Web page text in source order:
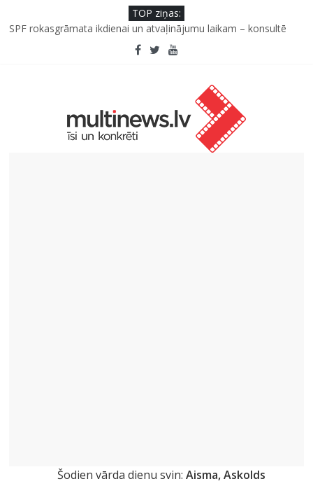
TOP ziņas:
SPF rokasgrāmata ikdienai un atvaļinājumu laikam – konsultē
Iniciatīvā “Daru labu dabai” aicina palīdzēt atjaunot Jašas upes
Septiņas profesijas, kas izturēs mākslīgā intelekta laikmetu
Kāpēc padomju militāro mantojumu ir svarīgi izprast arī šodien
un kā to palīdz paveikt papildinātā realitāte
Kad bērns atsakās no dārzeņiem: padomi un receptes, kas var
Šodien vārda dienu svin: Aisma, Askolds